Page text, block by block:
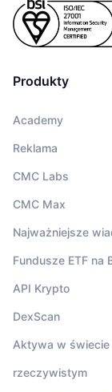
Produkty
Academy
Reklama
CMC Labs
CMC Max
Najważniejsze
Fundusze ETF na
API Krypto
DexScan
Aktywa w świecie
rzeczywistym